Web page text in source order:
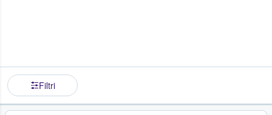
Filtri